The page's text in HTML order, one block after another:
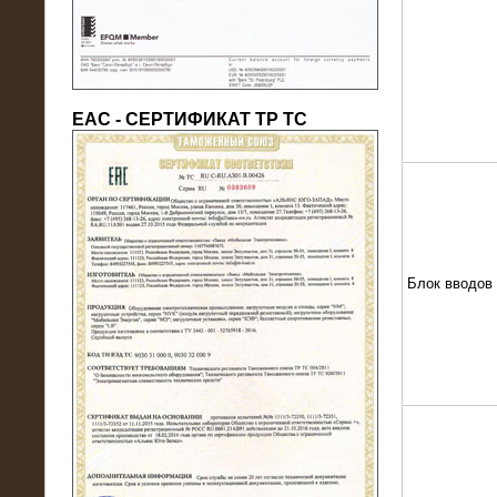
22.05.2016
Нагрузочный модуль в контейнере
10 МВт (0,4 кВ - напряжение)
ЕАС - СЕРТИФИКАТ ТР ТС
Блок вводов